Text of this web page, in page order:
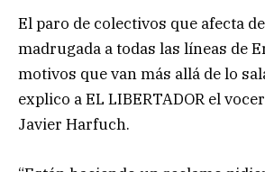
El paro de colectivos que afecta
madrugada a todas las líneas de
motivos que van más allá de lo
explico a EL LIBERTADOR el
Javier Harfuch.